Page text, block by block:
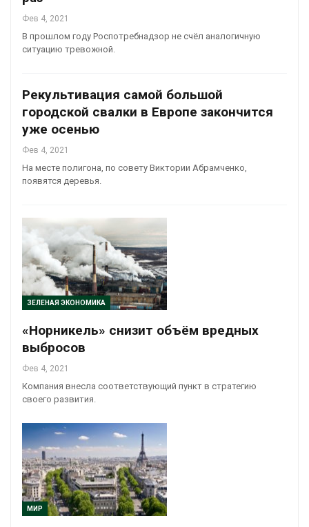
Фев 4, 2021
В прошлом году Роспотребнадзор не счёл аналогичную
ситуацию тревожной.
Рекультивация самой большой
городской свалки в Европе закончится
уже осенью
Фев 4, 2021
На месте полигона, по совету Виктории Абрамченко,
появятся деревья.
ЗЕЛЕНАЯ ЭКОНОМИКА
«Норникель» снизит объём вредных
выбросов
Фев 4, 2021
Компания внесла соответствующий пункт в стратегию
своего развития.
МИР